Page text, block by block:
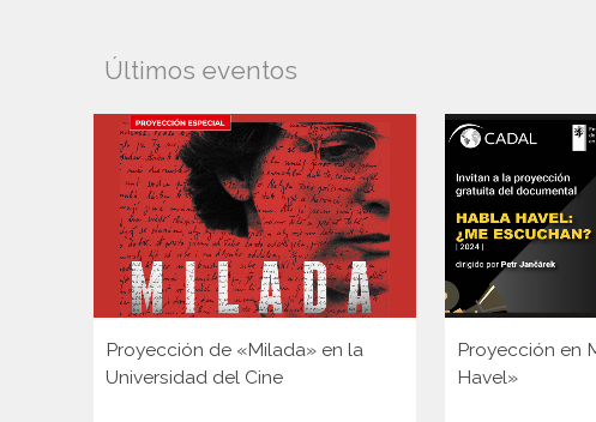
Últimos eventos
Proyección de «Milada» en la
Universidad del Cine
Proyección en
Havel»